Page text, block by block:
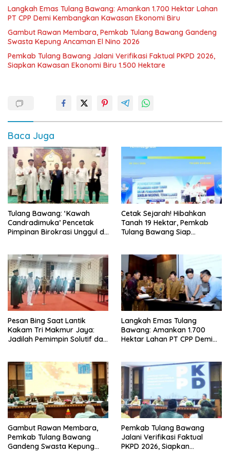
Langkah Emas Tulang Bawang: Amankan 1.700 Hektar Lahan
PT CPP Demi Kembangkan Kawasan Ekonomi Biru
Gambut Rawan Membara, Pemkab Tulang Bawang Gandeng
Swasta Kepung Ancaman El Nino 2026
Pemkab Tulang Bawang Jalani Verifikasi Faktual PKPD 2026,
Siapkan Kawasan Ekonomi Biru 1.500 Hektare
Baca Juga
Tulang Bawang: ‘Kawah
Candradimuka’ Pencetak
Pimpinan Birokrasi Unggul di
Cetak Sejarah! Hibahkan
Tanah 19 Hektar, Pemkab
Tulang Bawang Siap
Lampung
Pesan Bing Saat Lantik
Kakam Tri Makmur Jaya:
Jadilah Pemimpin Solutif dan
Langkah Emas Tulang
Bawang: Amankan 1.700
Hektar Lahan PT CPP Demi
Gambut Rawan Membara,
Pemkab Tulang Bawang
Gandeng Swasta Kepung
Pemkab Tulang Bawang
Jalani Verifikasi Faktual
PKPD 2026, Siapkan